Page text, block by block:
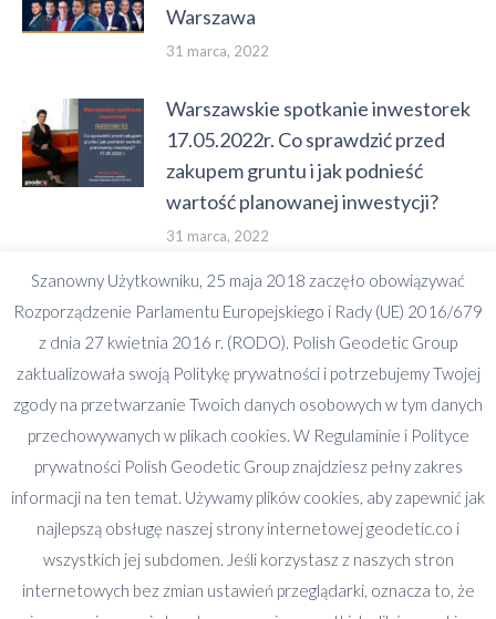
Warszawa
31 marca, 2022
Warszawskie spotkanie inwestorek
17.05.2022r. Co sprawdzić przed
zakupem gruntu i jak podnieść
wartość planowanej inwestycji?
31 marca, 2022
Kontakt
Tel.
e-mail:
Szanowny Użytkowniku, 25 maja 2018 zaczęło obowiązywać
Rozporządzenie Parlamentu Europejskiego i Rady (UE) 2016/679
z dnia 27 kwietnia 2016 r. (RODO). Polish Geodetic Group
zaktualizowała swoją Politykę prywatności i potrzebujemy Twojej
zgody na przetwarzanie Twoich danych osobowych w tym danych
przechowywanych w plikach cookies. W Regulaminie i Polityce
prywatności Polish Geodetic Group znajdziesz pełny zakres
informacji na ten temat. Używamy plików cookies, aby zapewnić jak
najlepszą obsługę naszej strony internetowej geodetic.co i
wszystkich jej subdomen. Jeśli korzystasz z naszych stron
internetowych bez zmian ustawień przeglądarki, oznacza to, że